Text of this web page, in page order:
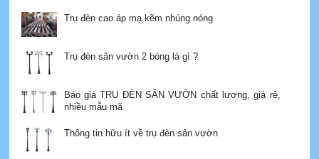
Trụ đèn cao áp mạ kẽm nhúng nóng
Trụ đèn sân vườn 2 bóng là gì ?
Báo giá TRỤ ĐÈN SÂN VƯỜN chất lượng, giá rẻ,
nhiều mẫu mã
Thông tin hữu ít về trụ đèn sân vườn